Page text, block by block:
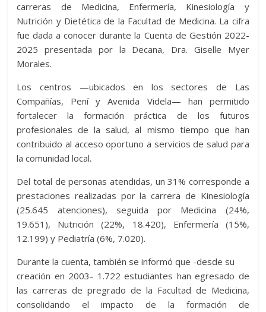
carreras de Medicina, Enfermería, Kinesiología y
Nutrición y Dietética de la Facultad de Medicina. La cifra
fue dada a conocer durante la Cuenta de Gestión 2022-
2025 presentada por la Decana, Dra. Giselle Myer
Morales.
Los centros —ubicados en los sectores de Las
Compañías, Pení y Avenida Videla— han permitido
fortalecer la formación práctica de los futuros
profesionales de la salud, al mismo tiempo que han
contribuido al acceso oportuno a servicios de salud para
la comunidad local.
Del total de personas atendidas, un 31% corresponde a
prestaciones realizadas por la carrera de Kinesiología
(25.645 atenciones), seguida por Medicina (24%,
19.651), Nutrición (22%, 18.420), Enfermería (15%,
12.199) y Pediatría (6%, 7.020).
Durante la cuenta, también se informó que -desde su
creación en 2003- 1.722 estudiantes han egresado de
las carreras de pregrado de la Facultad de Medicina,
consolidando el impacto de la formación de